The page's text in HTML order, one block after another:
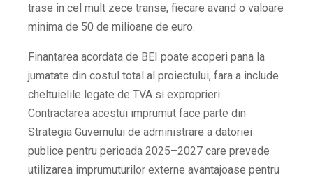
trase in cel mult zece transe, fiecare avand o valoare
minima de 50 de milioane de euro.
Finantarea acordata de BEI poate acoperi pana la
jumatate din costul total al proiectului, fara a include
cheltuielile legate de TVA si exproprieri.
Contractarea acestui imprumut face parte din
Strategia Guvernului de administrare a datoriei
publice pentru perioada 2025–2027 care prevede
utilizarea imprumuturilor externe avantajoase pentru